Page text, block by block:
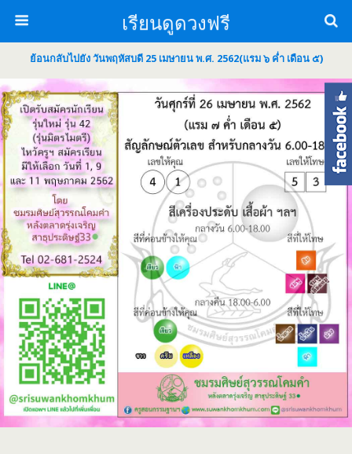
เรียนดูดวงฟรี
ย้อนกลับไปยัง วันพฤหัสบดี 25 เมษายน พ.ศ. 2562(แรม ๖ ค่ำ เดือน ๕)